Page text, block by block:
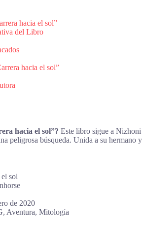
hacia el sol”
del Libro
hacia el sol”
hacia el sol”? Este libro sigue a Nizhoni
peligrosa búsqueda. Unida a su
sol
de 2020
Aventura, Mitología